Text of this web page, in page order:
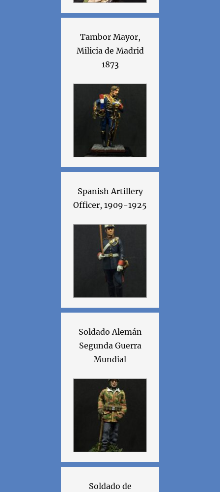
Tambor Mayor,
Milicia de Madrid
1873
Spanish Artillery
Officer, 1909-1925
Soldado Alemán
Segunda Guerra
Mundial
Soldado de